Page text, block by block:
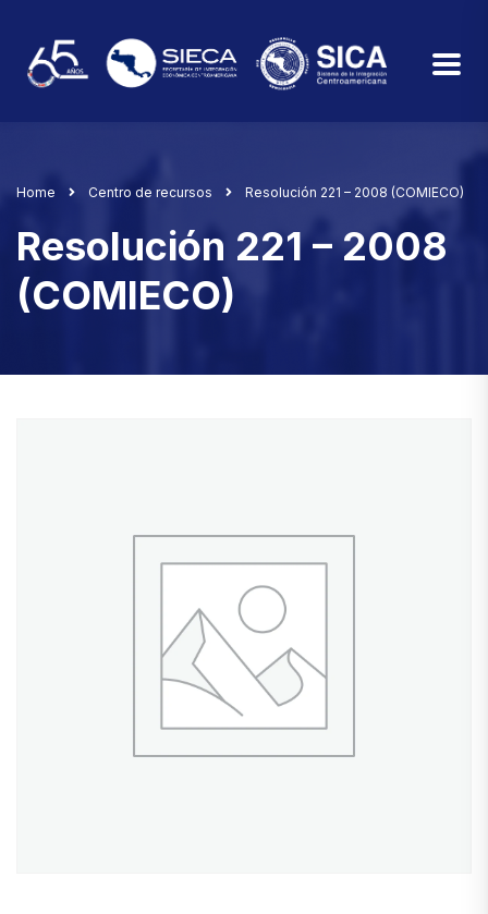
Home Centro de recursos Resolución 221 – 2008 (COMIECO)
Resolución 221 – 2008
(COMIECO)